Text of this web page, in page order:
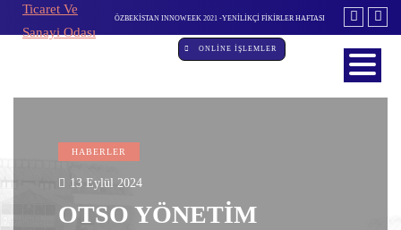
2021 -YENİLİKÇİ FİKİRLER HAFTASI İL İSTİHDAM ve MESLEKİ EĞİTİM KURULU TOPLANTISI
GERÇEKLEŞTİRİLDİ
DEVLET
ONLİNE İŞLEMLER
HABERLER
13 Eylül 2024
OTSO YÖNETİM